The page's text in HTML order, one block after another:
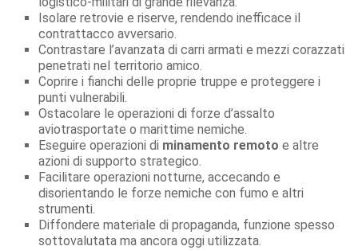
Isolare retrovie e riserve, rendendo inefficace il
contrattacco avversario.
Contrastare l’avanzata di carri armati e mezzi corazzati
penetrati nel territorio amico.
Coprire i fianchi delle proprie truppe e proteggere i
punti vulnerabili.
Ostacolare le operazioni di forze d’assalto
aviotrasportate o marittime nemiche.
Eseguire operazioni di minamento remoto e altre
azioni di supporto strategico.
Facilitare operazioni notturne, accecando e
disorientando le forze nemiche con fumo e altri
strumenti.
Diffondere materiale di propaganda, funzione spesso
sottovalutata ma ancora oggi utilizzata.